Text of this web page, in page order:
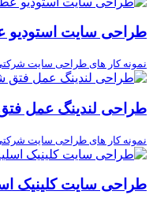
طراحی سایت استودیو
نمونه کار های طراحی سایت
طراحی لندینگ عمل
نمونه کار های طراحی سایت
طراحی سایت کلینیک